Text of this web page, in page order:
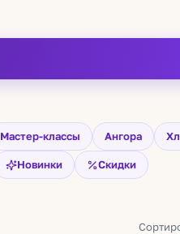
Мастер-классы Ангора
Новинки Скидки